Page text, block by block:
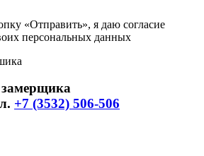
«Отправить», я даю согласие
персональных данных
+7 (3532) 506-506